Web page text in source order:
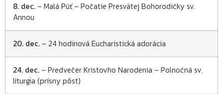
8. dec. – Malá Púť – Počatie Presvätej Bohorodičky sv.
Annou
20. dec. – 24 hodinová Eucharistická adorácia
24. dec. – Predvečer Kristovho Narodenia – Polnočná sv.
liturgia (prísny pôst)